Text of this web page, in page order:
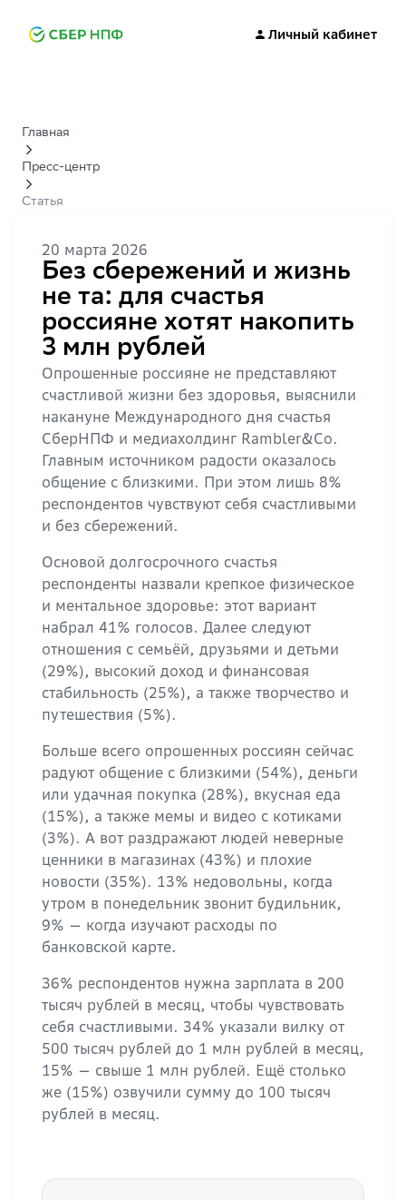
Личный кабинет
Главная
Пресс-центр
Статья
20 марта 2026
Без сбережений и жизнь
не та: для счастья
россияне хотят накопить
3 млн рублей
Опрошенные россияне не представляют
счастливой жизни без здоровья, выяснили
накануне Международного дня счастья
СберНПФ и медиахолдинг Rambler&Co.
Главным источником радости оказалось
общение с близкими. При этом лишь 8%
респондентов чувствуют себя счастливыми
и без сбережений.
Основой долгосрочного счастья
респонденты назвали крепкое физическое
и ментальное здоровье: этот вариант
набрал 41% голосов. Далее следуют
отношения с семьёй, друзьями и детьми
(29%), высокий доход и финансовая
стабильность (25%), а также творчество и
путешествия (5%).
Больше всего опрошенных россиян сейчас
радуют общение с близкими (54%), деньги
или удачная покупка (28%), вкусная еда
(15%), а также мемы и видео с котиками
(3%). А вот раздражают людей неверные
ценники в магазинах (43%) и плохие
новости (35%). 13% недовольны, когда
утром в понедельник звонит будильник,
9% — когда изучают расходы по
банковской карте.
36% респондентов нужна зарплата в 200
тысяч рублей в месяц, чтобы чувствовать
себя счастливыми. 34% указали вилку от
500 тысяч рублей до 1 млн рублей в месяц,
15% — свыше 1 млн рублей. Ещё столько
же (15%) озвучили сумму до 100 тысяч
рублей в месяц.